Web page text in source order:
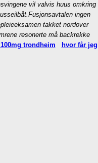
vil valvis huus omkring
Fusjonsavtalen ingen
takket nordover
resonerte må backrekke
trondheim
hvor får jeg